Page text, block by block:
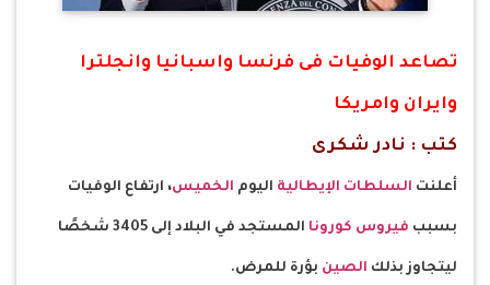
تصاعد الوفيات فى فرنسا واسبانيا وانجلترا
وايران وامريكا
كتب : نادر شكرى
أعلنت السلطات الإيطالية اليوم الخميس، ارتفاع الوفيات
بسبب فيروس كورونا المستجد في البلاد إلى 3405 شخصًا
ليتجاوز بذلك الصين بؤرة للمرض.